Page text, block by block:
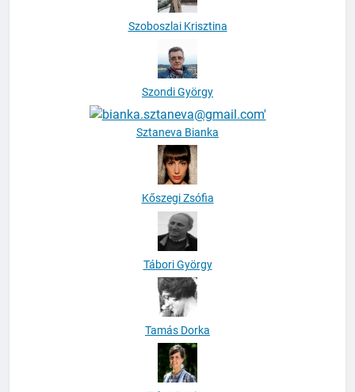
Szoboszlai Krisztina
Szondi György
Sztaneva Bianka
Kőszegi Zsófia
Tábori György
Tamás Dorka